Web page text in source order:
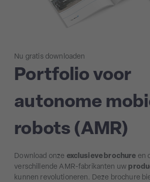
Nu gratis downloaden
Portfolio voor
autonome
robots (AMR)
Download onze exclusieve brochure en
verschillende AMR-fabrikanten uw
kunnen revolutioneren. Deze brochure